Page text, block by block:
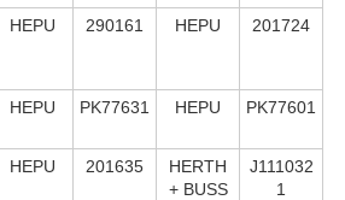
HEPU 290161 HEPU 201724
HEPU PK77631 HEPU PK77601
HEPU 201635
HERTH
+ BUSS
J111032
1